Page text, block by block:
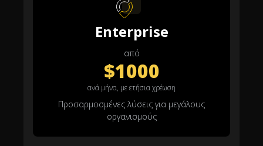
Enterprise
από
$1000
ανά μήνα, με ετήσια χρέωση
Προσαρμοσμένες λύσεις για μεγάλους
οργανισμούς